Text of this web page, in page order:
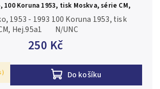
100 Koruna 1953, tisk Moskva, série CM,
250 Kč
Do košíku
1953 - 1993 100 Koruna 1953, tisk
Hej.95a1 N/UNC